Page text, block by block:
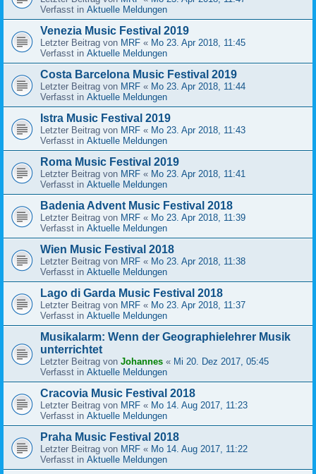
Verfasst in Aktuelle Meldungen
Venezia Music Festival 2019
Letzter Beitrag von MRF « Mo 23. Apr 2018, 11:45
Verfasst in Aktuelle Meldungen
Costa Barcelona Music Festival 2019
Letzter Beitrag von MRF « Mo 23. Apr 2018, 11:44
Verfasst in Aktuelle Meldungen
Istra Music Festival 2019
Letzter Beitrag von MRF « Mo 23. Apr 2018, 11:43
Verfasst in Aktuelle Meldungen
Roma Music Festival 2019
Letzter Beitrag von MRF « Mo 23. Apr 2018, 11:41
Verfasst in Aktuelle Meldungen
Badenia Advent Music Festival 2018
Letzter Beitrag von MRF « Mo 23. Apr 2018, 11:39
Verfasst in Aktuelle Meldungen
Wien Music Festival 2018
Letzter Beitrag von MRF « Mo 23. Apr 2018, 11:38
Verfasst in Aktuelle Meldungen
Lago di Garda Music Festival 2018
Letzter Beitrag von MRF « Mo 23. Apr 2018, 11:37
Verfasst in Aktuelle Meldungen
Musikalarm: Wenn der Geographielehrer Musik
unterrichtet
Letzter Beitrag von Johannes « Mi 20. Dez 2017, 05:45
Verfasst in Aktuelle Meldungen
Cracovia Music Festival 2018
Letzter Beitrag von MRF « Mo 14. Aug 2017, 11:23
Verfasst in Aktuelle Meldungen
Praha Music Festival 2018
Letzter Beitrag von MRF « Mo 14. Aug 2017, 11:22
Verfasst in Aktuelle Meldungen